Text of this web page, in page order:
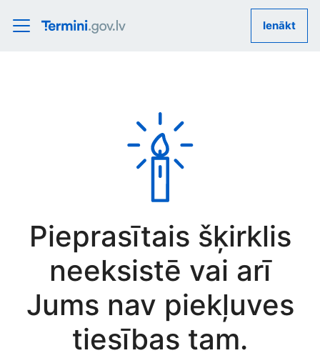
Ienākt
Pieprasītais šķirklis
neeksistē vai arī
Jums nav piekļuves
tiesības tam.